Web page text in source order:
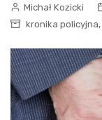
Michał Kozicki
kronika policyjna,